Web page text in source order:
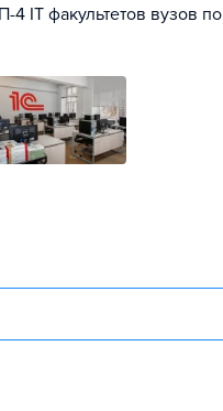
IT факультетов вузов по